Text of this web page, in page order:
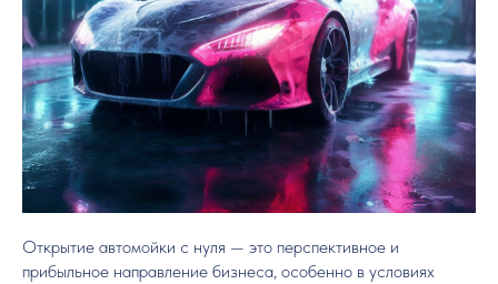
Открытие автомойки с нуля — это перспективное и
прибыльное направление бизнеса, особенно в условиях